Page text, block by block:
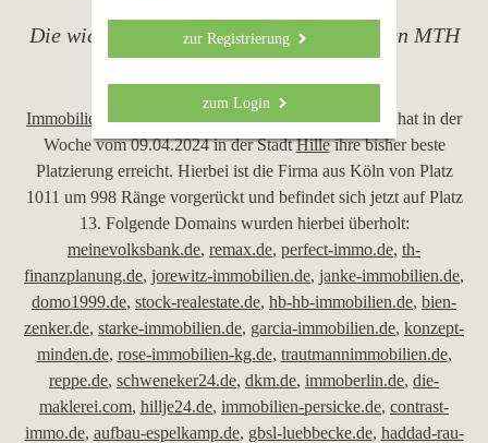
zur Registrierung
zum Login
Die wichtigsten Ereignisse von Immobilien MTH
Immobilien MTHmit der Websiteimmobilien-mth.de
hat in der
Woche vom 09.04.2024 in der StadtHilleihre bisher beste
Platzierung erreicht. Hierbei ist die Firma aus Köln von Platz
1011 um 998 Ränge vorgerückt und befindet sich jetzt auf Platz
13. Folgende Domains wurden hierbei überholt:
meinevolksbank.de, remax.de, perfect-immo.de, th-
finanzplanung.de, jorewitz-immobilien.de, janke-immobilien.de,
domo1999.de, stock-realestate.de, hb-hb-immobilien.de, bien-
zenker.de, starke-immobilien.de, garcia-immobilien.de, konzept-
minden.de, rose-immobilien-kg.de, trautmannimmobilien.de,
reppe.de, schweneker24.de, dkm.de, immoberlin.de, die-
maklerei.com, hillje24.de, immobilien-persicke.de, contrast-
immo.de, aufbau-espelkamp.de, gbsl-luebbecke.de, haddad-rau-